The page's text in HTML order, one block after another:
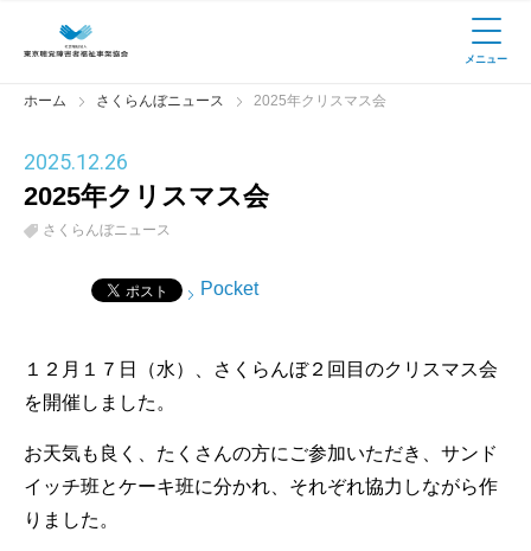
メニュー
ホーム さくらんぼニュース 2025年クリスマス会
2025.12.26
2025年クリスマス会
さくらんぼニュース
Pocket
１２月１７日（水）、さくらんぼ２回目のクリスマス会
を開催しました。
お天気も良く、たくさんの方にご参加いただき、サンド
イッチ班とケーキ班に分かれ、それぞれ協力しながら作
りました。